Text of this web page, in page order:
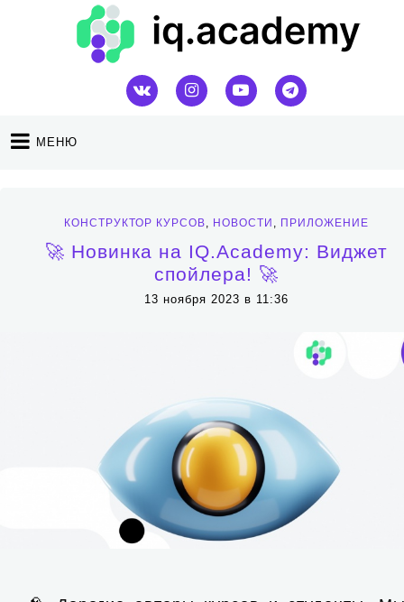
МЕНЮ
КОНСТРУКТОР КУРСОВ, НОВОСТИ , ПРИЛОЖЕНИЕ
🚀 Новинка на IQ.Academy: Виджет
спойлера! 🚀
13 ноября 2023 в 11:36